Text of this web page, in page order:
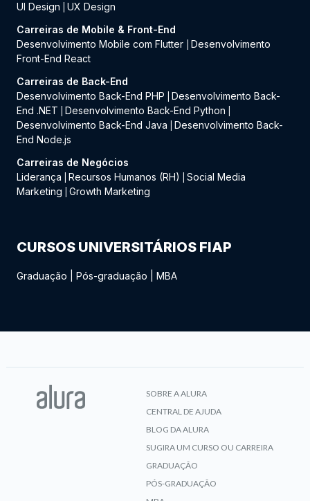
UI Design
UX Design
Carreiras de Mobile & Front-End
Desenvolvimento Mobile com Flutter
Desenvolvimento
Front-End React
Carreiras de Back-End
Desenvolvimento Back-End PHP
Desenvolvimento Back-
End .NET
Desenvolvimento Back-End Python
Desenvolvimento Back-End Java
Desenvolvimento Back-
End Node.js
Carreiras de Negócios
Liderança
Recursos Humanos (RH)
Social Media
Marketing
Growth Marketing
CURSOS UNIVERSITÁRIOS FIAP
Graduação Pós-graduação MBA
SOBRE A ALURA
CENTRAL DE AJUDA
BLOG DA ALURA
SUGIRA UM CURSO OU CARREIRA
GRADUAÇÃO
PÓS-GRADUAÇÃO